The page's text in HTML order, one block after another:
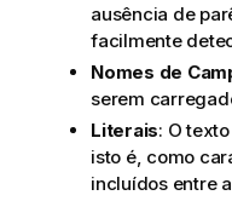
ausência de
facilmente
Nomes de
serem
Literais: O
isto é, como
incluídos entre